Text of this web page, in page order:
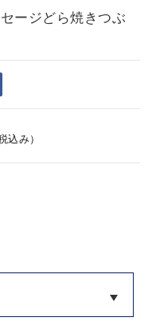
ージどら焼きつぶ
込み）